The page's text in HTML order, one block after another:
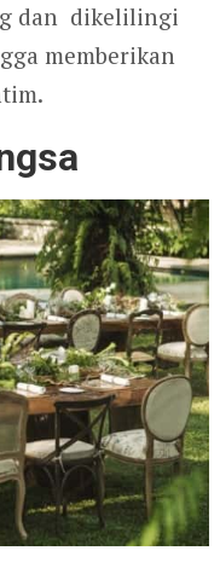
dan dikelilingi
memberikan